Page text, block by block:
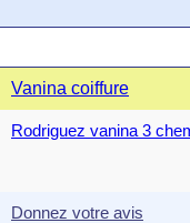
Vanina coiffure
Rodriguez vanina 3
Donnez votre avis